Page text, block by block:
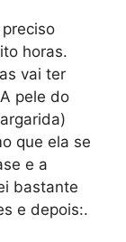
horas.
vai ter
pele do
que ela se
e a
bastante
e depois:.